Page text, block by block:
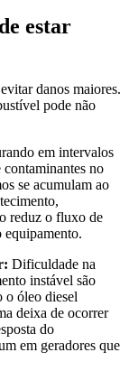
estar
danos maiores.
pode não
em intervalos
no
se acumulam ao
reduz o fluxo de
Dificuldade na
instável são
o óleo diesel
deixa de ocorrer
do
em geradores que